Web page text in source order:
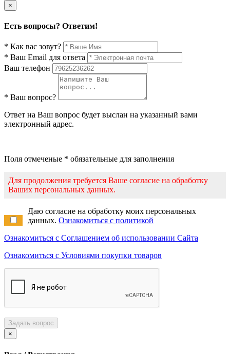
×
Есть вопросы? Ответим!
* Как вас зовут?
* Ваш Email для ответа
Ваш телефон
* Ваш вопрос?
Ответ на Ваш вопрос будет выслан на указанный вами
электронный адрес.
Поля отмеченые * обязательные для заполнения
Для продолжения требуется Ваше согласие на обработку
Ваших персональных данных.
Даю согласие на обработку моих персональных
данных. Ознакомиться с политикой
Ознакомиться с Соглашением об использовании Сайта
Ознакомиться с Условиями покупки товаров
Задать вопрос
×